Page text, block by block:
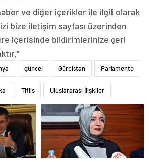
ve diğer içerikler ile ilgili olarak
bize iletişim sayfası üzerinden
içerisinde bildirimlerinize geri
güncel Gürcistan Parlamento
Tiflis Uluslararası İlişkiler